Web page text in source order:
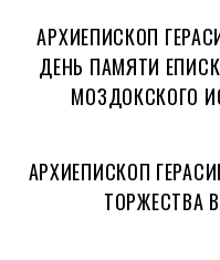
АРХИЕПИСКОП
ДЕНЬ ПАМЯТИ
МОЗДОКСКОГО
АРХИЕПИСКОП
ТОРЖЕСТВА